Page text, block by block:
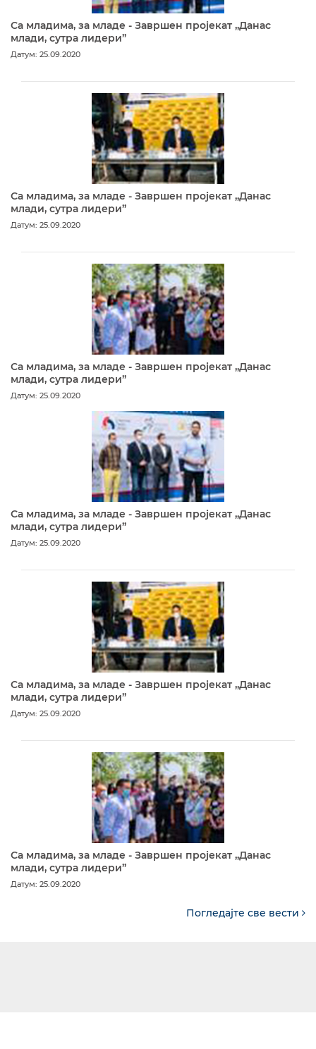
Са младима, за младе - Завршен пројекат „Данас
млади, сутра лидери”
Датум: 25.09.2020
Са младима, за младе - Завршен пројекат „Данас
млади, сутра лидери”
Датум: 25.09.2020
Са младима, за младе - Завршен пројекат „Данас
млади, сутра лидери”
Датум: 25.09.2020
Са младима, за младе - Завршен пројекат „Данас
млади, сутра лидери”
Датум: 25.09.2020
Са младима, за младе - Завршен пројекат „Данас
млади, сутра лидери”
Датум: 25.09.2020
Са младима, за младе - Завршен пројекат „Данас
млади, сутра лидери”
Датум: 25.09.2020
Погледајте све вести